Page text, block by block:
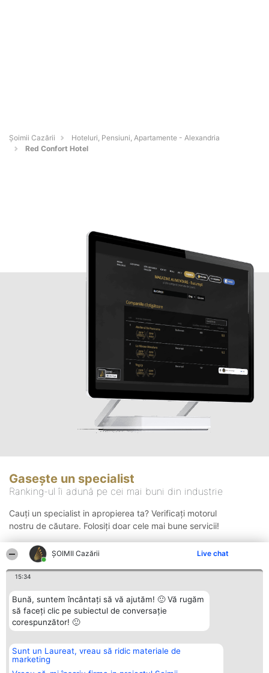
ȘOIMII Cazării Live chat
15:34
Bună, suntem încântați să vă ajutăm! 🙂 Vă rugăm
să faceți clic pe subiectul de conversație
corespunzător! 🙂
Sunt un Laureat, vreau să ridic materiale de
marketing
Șoimii Cazării
Hoteluri, Pensiuni, Apartamente - Alexandria
Red Confort Hotel
Gasește un specialist
Ranking-ul îi adună pe cei mai buni din industrie
Cauți un specialist in apropierea ta? Verificați motorul
nostru de căutare. Folosiți doar cele mai bune servicii!
Organizator Ranking
BRIGHT SOLUTIONS BR SRL
Aleea Timisul De Sus 2 Bl. A30
Plebiscyt
Lista Tuturor
Contact